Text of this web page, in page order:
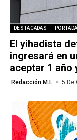
DESTACADAS PORTADA
El yihadista
ingresará en
aceptar 1 año
Redacción M.I. 5 De